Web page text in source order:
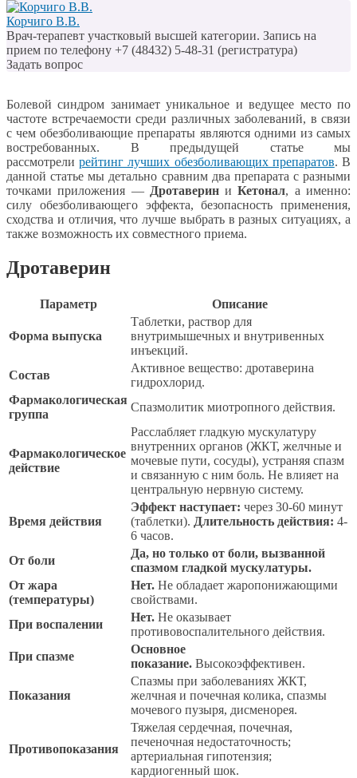
Корчиго В.В.
Врач-терапевт участковый высшей категории. Запись на
прием по телефону +7 (48432) 5-48-31 (регистратура)
Задать вопрос
Болевой синдром занимает уникальное и ведущее место по
частоте встречаемости среди различных заболеваний, в связи
с чем обезболивающие препараты являются одними из самых
востребованных. В предыдущей статье мы
рассмотрелирейтинг лучших обезболивающих препаратов. В
данной статье мы детально сравним два препарата с разными
точками приложения — ДротавериниКетонал, а именно:
силу обезболивающего эффекта, безопасность применения,
сходства и отличия, что лучше выбрать в разных ситуациях, а
также возможность их совместного приема.
Дротаверин
Параметр Описание
Форма выпуска
Таблетки, раствор для
внутримышечных и внутривенных
инъекций.
Состав
Активное вещество: дротаверина
гидрохлорид.
Фармакологическая
группа
Спазмолитик миотропного действия.
Фармакологическое
действие
Расслабляет гладкую мускулатуру
внутренних органов (ЖКТ, желчные и
мочевые пути, сосуды), устраняя спазм
и связанную с ним боль. Не влияет на
центральную нервную систему.
Время действия
Эффект наступает: через 30-60 минут
(таблетки). Длительность действия: 4-
6 часов.
От боли
Да, но только от боли, вызванной
спазмом гладкой мускулатуры.
От жара
(температуры)
Нет. Не обладает жаропонижающими
свойствами.
При воспалении
Нет. Не оказывает
противовоспалительного действия.
При спазме
Основное
показание. Высокоэффективен.
Показания
Спазмы при заболеваниях ЖКТ,
желчная и почечная колика, спазмы
мочевого пузыря, дисменорея.
Противопоказания
Тяжелая сердечная, почечная,
печеночная недостаточность;
артериальная гипотензия;
кардиогенный шок.